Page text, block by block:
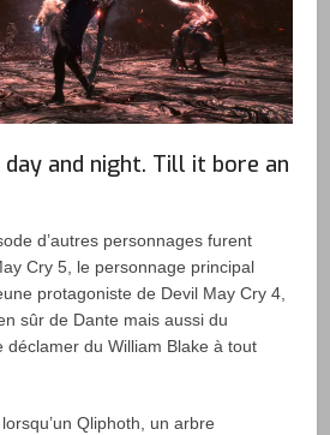
and night. Till it bore an
d’autres personnages furent
Cry 5, le personnage principal
protagoniste de Devil May Cry 4,
sûr de Dante mais aussi du
déclamer du William Blake à tout
Qliphoth, un arbre